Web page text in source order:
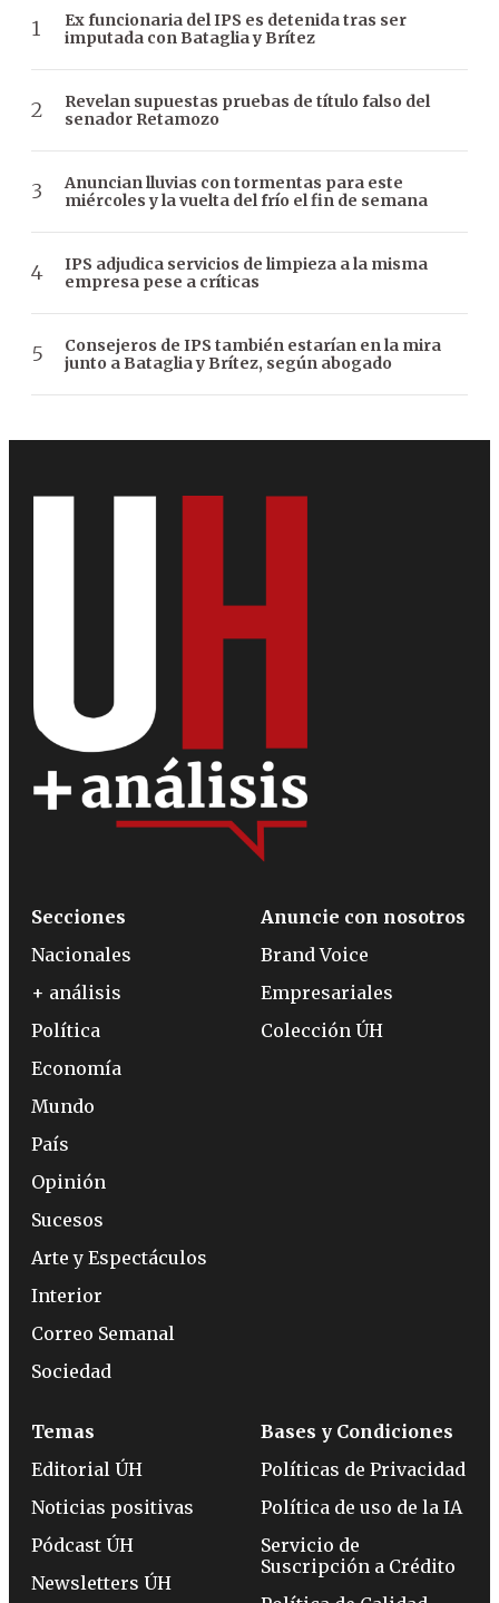
Ex funcionaria del IPS es detenida tras ser
imputada con Bataglia y Brítez
Revelan supuestas pruebas de título falso del
senador Retamozo
Anuncian lluvias con tormentas para este
miércoles y la vuelta del frío el fin de semana
IPS adjudica servicios de limpieza a la misma
empresa pese a críticas
Consejeros de IPS también estarían en la mira
junto a Bataglia y Brítez, según abogado
Secciones
Nacionales
+ análisis
Política
Economía
Mundo
País
Opinión
Sucesos
Arte y Espectáculos
Interior
Correo Semanal
Sociedad
Anuncie con nosotros
Brand Voice
Empresariales
Colección ÚH
Temas
Editorial ÚH
Noticias positivas
Pódcast ÚH
Newsletters ÚH
Bases y Condiciones
Políticas de Privacidad
Política de uso de la IA
Servicio de
Suscripción a Crédito